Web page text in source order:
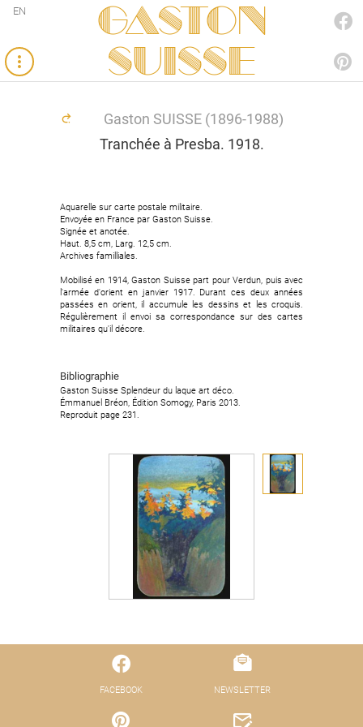
Gaston
SUISSE
EN
Gaston SUISSE (1896-1988)
Tranchée à Presba. 1918.
Aquarelle sur carte postale militaire.
Envoyée en France par Gaston Suisse.
Signée et anotée.
Haut. 8,5 cm, Larg. 12,5 cm.
Archives familliales.
Mobilisé en 1914, Gaston Suisse part pour Verdun, puis avec
l'armée d'orient en janvier 1917. Durant ces deux années
passées en orient, il accumule les dessins et les croquis.
Régulièrement il envoi sa correspondance sur des cartes
militaires qu'il décore.
Bibliographie
Gaston Suisse Splendeur du laque art déco.
Émmanuel Bréon, Édition Somogy, Paris 2013.
Reproduit page 231.
FACEBOOK NEWSLETTER